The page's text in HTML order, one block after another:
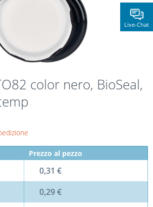
Live-Chat
color nero, BioSeal,
Prezzo al pezzo
0,31 €
0,29 €